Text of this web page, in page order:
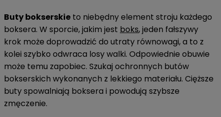
Buty bokserskie to niebędny element stroju każdego
boksera. W sporcie, jakim jest boks, jeden fałszywy
krok może doprowadzić do utraty równowagi, a to z
kolei szybko odwraca losy walki. Odpowiednie obuwie
może temu zapobiec. Szukaj ochronnych butów
bokserskich wykonanych z lekkiego materiału. Cięższe
buty spowalniają boksera i powodują szybsze
zmęczenie.